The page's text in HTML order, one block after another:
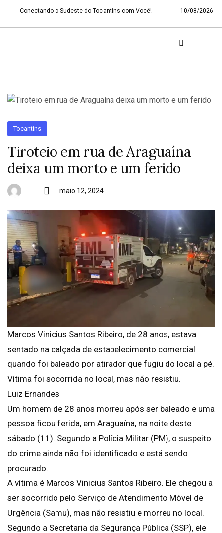
Conectando o Sudeste do Tocantins com Você! 10/08/2026
Tocantins
Tiroteio em rua de Araguaína
deixa um morto e um ferido
maio 12, 2024
Marcos Vinicius Santos Ribeiro, de 28 anos, estava
sentado na calçada de estabelecimento comercial
quando foi baleado por atirador que fugiu do local a pé.
Vítima foi socorrida no local, mas não resistiu.
Luiz Ernandes
Um homem de 28 anos morreu após ser baleado e uma
pessoa ficou ferida, em Araguaína, na noite deste
sábado (11). Segundo a Polícia Militar (PM), o suspeito
do crime ainda não foi identificado e está sendo
procurado.
A vítima é Marcos Vinicius Santos Ribeiro. Ele chegou a
ser socorrido pelo Serviço de Atendimento Móvel de
Urgência (Samu), mas não resistiu e morreu no local.
Segundo a Secretaria da Segurança Pública (SSP), ele